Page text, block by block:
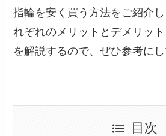
指輪を安く買う方法をご紹介
れぞれのメリットとデメリッ
を解説するので、ぜひ参考にし
目次